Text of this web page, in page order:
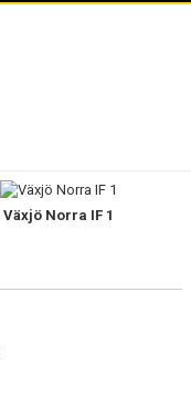
Växjö Norra IF 1